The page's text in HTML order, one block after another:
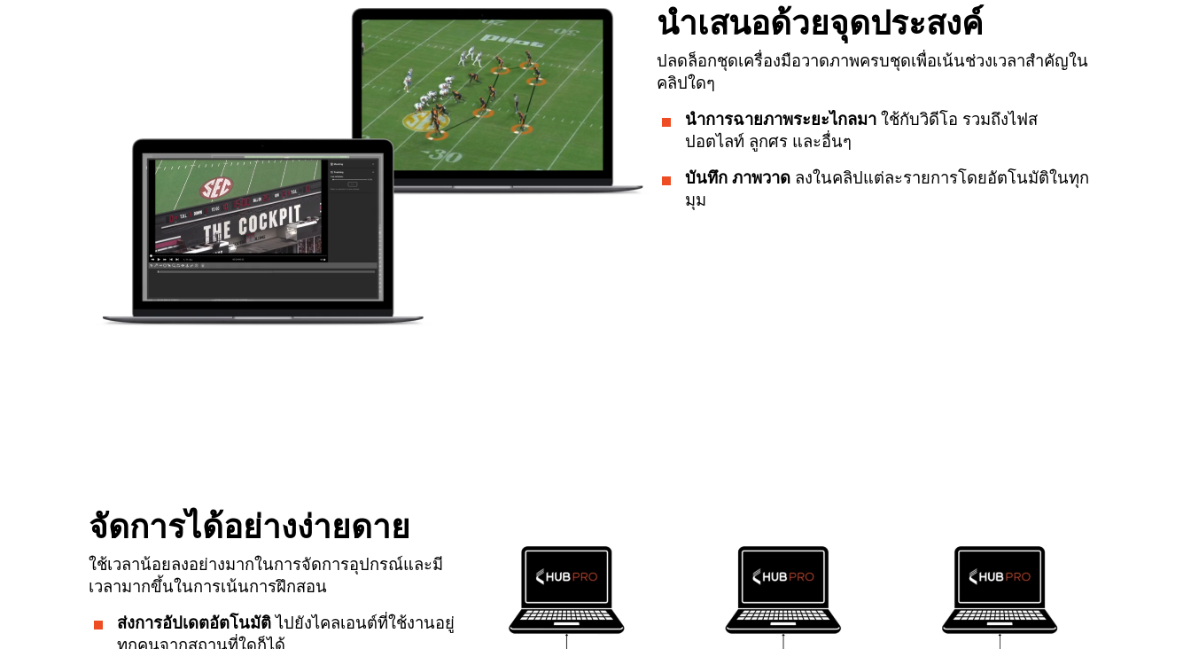
นำเสนอด้วยจุดประสงค์
ปลดล็อกชุดเครื่องมือวาดภาพครบชุดเพื่อเน้นช่วงเวลาสำคัญใน
คลิปใดๆ
นำการฉายภาพระยะไกลมาใช้กับวิดีโอ รวมถึงไฟส
ปอตไลท์ ลูกศร และอื่นๆ
บันทึก ภาพวาดลงในคลิปแต่ละรายการโดยอัตโนมัติในทุก
มุม
จัดการได้อย่างง่ายดาย
ใช้เวลาน้อยลงอย่างมากในการจัดการอุปกรณ์และมี
เวลามากขึ้นในการเน้นการฝึกสอน
ส่งการอัปเดตอัตโนมัติ ไปยังไคลเอนต์ที่ใช้งานอยู่
ทุกคนจากสถานที่ใดก็ได้